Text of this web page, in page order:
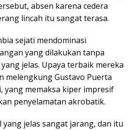
absen karena cedera
lincah itu sangat terasa.
sejati mendominasi
yang dilakukan tanpa
jelas. Upaya terbaik mereka
melengkung Gustavo Puerta
yang memaksa kiper impresif
penyelamatan akrobatik.
yang jelas sangat jarang, dan itu